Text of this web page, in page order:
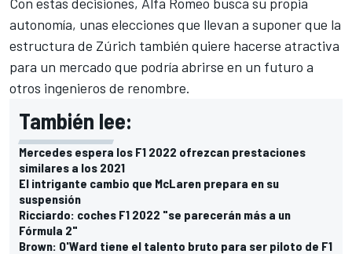
autonomía, unas elecciones que llevan a suponer que la
estructura de Zúrich también quiere hacerse atractiva
para un mercado que podría abrirse en un futuro a
otros ingenieros de renombre.
También lee:
Mercedes espera los F1 2022 ofrezcan prestaciones
similares a los 2021
El intrigante cambio que McLaren prepara en su
suspensión
Ricciardo: coches F1 2022 "se parecerán más a un
Fórmula 2"
Brown: O'Ward tiene el talento bruto para ser piloto de F1